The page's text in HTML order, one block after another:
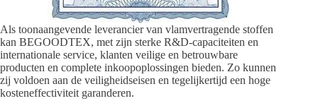
Als toonaangevende leverancier van vlamvertragende stoffen
kan BEGOODTEX, met zijn sterke R&D-capaciteiten en
internationale service, klanten veilige en betrouwbare
producten en complete inkoopoplossingen bieden. Zo kunnen
zij voldoen aan de veiligheidseisen en tegelijkertijd een hoge
kosteneffectiviteit garanderen.